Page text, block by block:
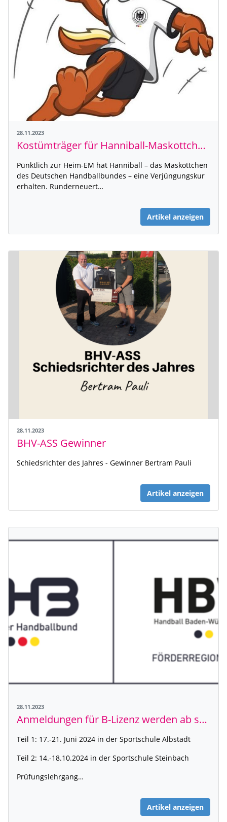
28.11.2023
Kostümträger für Hanniball-Maskottchen gesucht!
Pünktlich zur Heim-EM hat Hanniball – das Maskottchen
des Deutschen Handballbundes – eine Verjüngungskur
erhalten. Runderneuert…
Artikel anzeigen
28.11.2023
BHV-ASS Gewinner
Schiedsrichter des Jahres - Gewinner Bertram Pauli
Artikel anzeigen
28.11.2023
Anmeldungen für B-Lizenz werden ab sofort entgegen genommen
Teil 1: 17.-21. Juni 2024 in der Sportschule Albstadt
Teil 2: 14.-18.10.2024 in der Sportschule Steinbach
Prüfungslehrgang…
Artikel anzeigen